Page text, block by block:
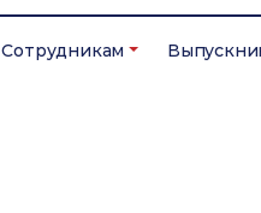
Сотрудникам